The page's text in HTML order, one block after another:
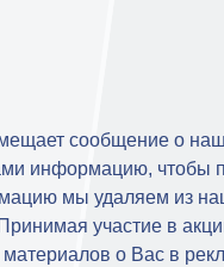
сообщение о
информацию, чтобы
мы удаляем из
участие в
материалов о Вас в